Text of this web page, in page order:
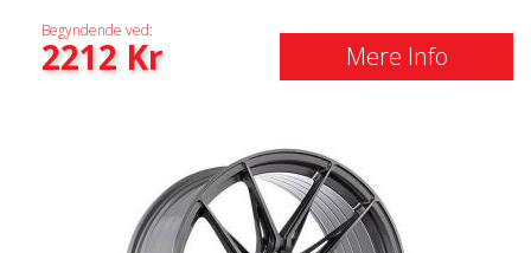
Begyndende ved:
2212Kr Mere Info